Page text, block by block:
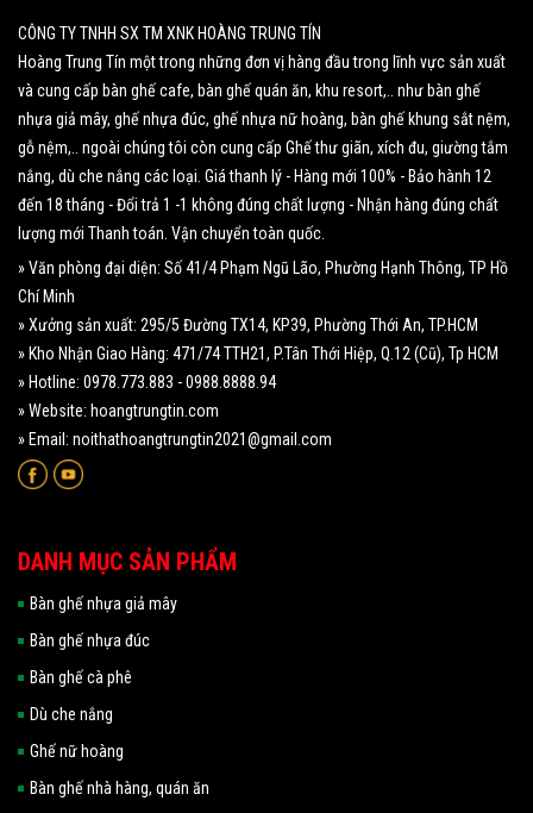
CÔNG TY TNHH SX TM XNK HOÀNG TRUNG TÍN
Hoàng Trung Tín một trong những đơn vị hàng đầu trong lĩnh vực sản xuất
và cung cấp bàn ghế cafe, bàn ghế quán ăn, khu resort,.. như bàn ghế
nhựa giả mây, ghế nhựa đúc, ghế nhựa nữ hoàng, bàn ghế khung sắt nệm,
gỗ nệm,.. ngoài chúng tôi còn cung cấp Ghế thư giãn, xích đu, giường tắm
nắng, dù che nắng các loại. Giá thanh lý - Hàng mới 100% - Bảo hành 12
đến 18 tháng - Đổi trả 1 -1 không đúng chất lượng - Nhận hàng đúng chất
lượng mới Thanh toán. Vận chuyển toàn quốc.
» Văn phòng đại diện: Số 41/4 Phạm Ngũ Lão, Phường Hạnh Thông, TP Hồ
Chí Minh
» Xưởng sản xuất: 295/5 Đường TX14, KP39, Phường Thới An, TP.HCM
» Kho Nhận Giao Hàng: 471/74 TTH21, P.Tân Thới Hiệp, Q.12 (Cũ), Tp HCM
» Hotline: 0978.773.883 - 0988.8888.94
» Website: hoangtrungtin.com
» Email: noithathoangtrungtin2021@gmail.com
DANH MỤC SẢN PHẨM
Bàn ghế nhựa giả mây
Bàn ghế nhựa đúc
Bàn ghế cà phê
Dù che nắng
Ghế nữ hoàng
Bàn ghế nhà hàng, quán ăn